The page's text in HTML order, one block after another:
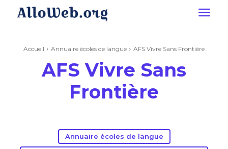
Accueil Annuaire écoles de langue AFS Vivre Sans Frontière
AFS Vivre Sans
Frontière
Annuaire écoles de langue